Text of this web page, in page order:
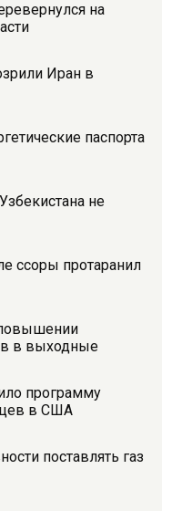
на
Иран в
паспорта
не
ссоры протаранил
в выходные
программу
в США
поставлять газ